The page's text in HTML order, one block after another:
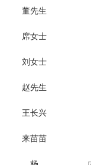
席女士
刘女士
赵先生
王长兴
来苗苗
杨
陈先生